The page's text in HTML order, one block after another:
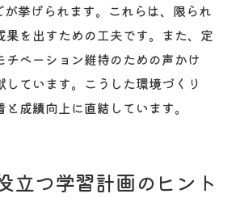
挙げられます。これらは、限られ
果を出すための工夫です。また、定
チベーション維持のための声かけ
しています。こうした環境づくり
成績向上に直結しています。
立つ学習計画のヒント